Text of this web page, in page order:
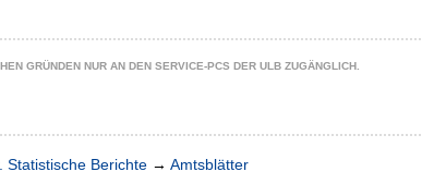
GRÜNDEN NUR AN DEN SERVICE-PCS DER ULB ZUGÄNGLICH.
Statistische Berichte → Amtsblätter